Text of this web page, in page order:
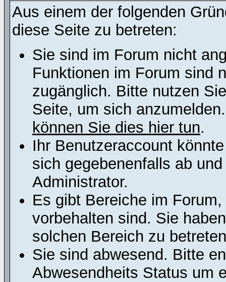
Aus einem der folgenden
diese Seite zu betreten:
Sie sind im Forum nicht
Funktionen im Forum sind
zugänglich. Bitte nutzen
Seite, um sich
können Sie dies hier tun.
Ihr Benutzeraccount
sich gegebenenfalls ab
Administrator.
Es gibt Bereiche im
vorbehalten sind. Sie
solchen Bereich zu
Sie sind abwesend. Bitte
Abwesendheits Status um